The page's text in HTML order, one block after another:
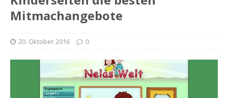
Mitmachangebote
20. Oktober 2016 0